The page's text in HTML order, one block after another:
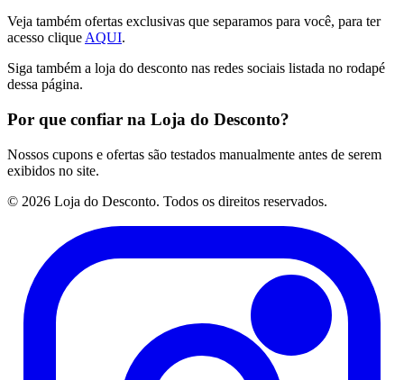
Veja também ofertas exclusivas que separamos para você, para ter
acesso clique AQUI.
Siga também a loja do desconto nas redes sociais listada no rodapé
dessa página.
Por que confiar na Loja do Desconto?
Nossos cupons e ofertas são testados manualmente antes de serem
exibidos no site.
© 2026 Loja do Desconto. Todos os direitos reservados.